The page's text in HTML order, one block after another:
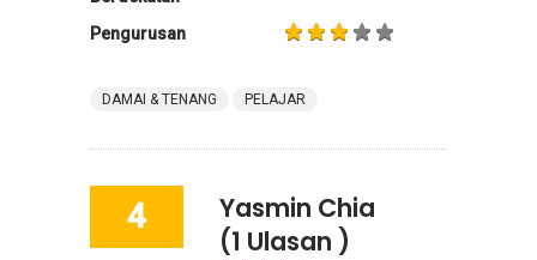
Pengurusan
DAMAI & TENANG PELAJAR
4
Yasmin Chia
(1 Ulasan )